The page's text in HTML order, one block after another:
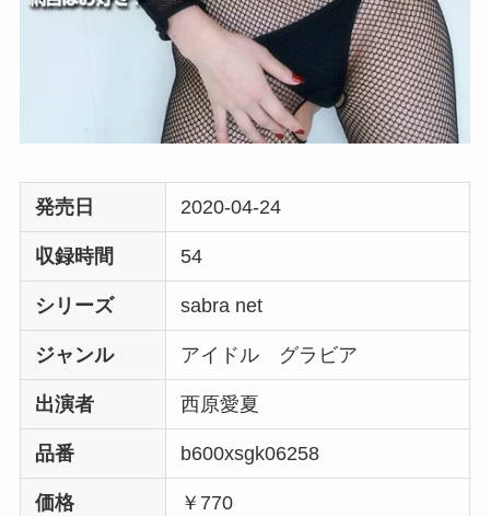
発売日 2020-04-24
収録時間 54
シリーズ sabra net
ジャンル アイドル グラビア
出演者 西原愛夏
品番 b600xsgk06258
価格 ￥770